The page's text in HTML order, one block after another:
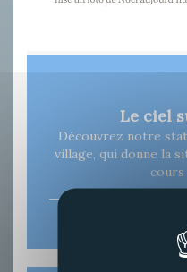
Le ciel
Découvrez notre
village, qui donne la
cours